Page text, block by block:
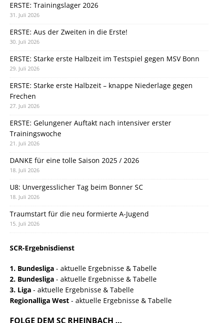
ERSTE: Trainingslager 2026
31. Juli 2026
ERSTE: Aus der Zweiten in die Erste!
30. Juli 2026
ERSTE: Starke erste Halbzeit im Testspiel gegen MSV Bonn
29. Juli 2026
ERSTE: Starke erste Halbzeit – knappe Niederlage gegen
Frechen
27. Juli 2026
ERSTE: Gelungener Auftakt nach intensiver erster
Trainingswoche
21. Juli 2026
DANKE für eine tolle Saison 2025 / 2026
18. Juli 2026
U8: Unvergesslicher Tag beim Bonner SC
18. Juli 2026
Traumstart für die neu formierte A-Jugend
15. Juli 2026
SCR-Ergebnisdienst
1. Bundesliga - aktuelle Ergebnisse & Tabelle
2. Bundesliga - aktuelle Ergebnisse & Tabelle
3. Liga - aktuelle Ergebnisse & Tabelle
Regionalliga West - aktuelle Ergebnisse & Tabelle
FOLGE DEM SC RHEINBACH …